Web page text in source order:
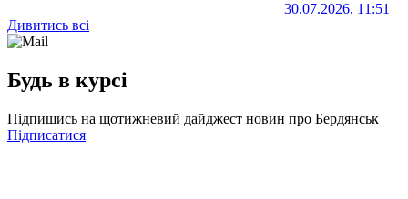
30.07.2026, 11:51
Дивитись всі
Будь в курсі
Підпишись на щотижневий дайджест новин про Бердянськ
Підписатися